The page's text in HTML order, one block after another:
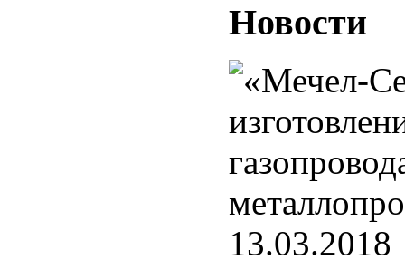
Новости
13.03.2018